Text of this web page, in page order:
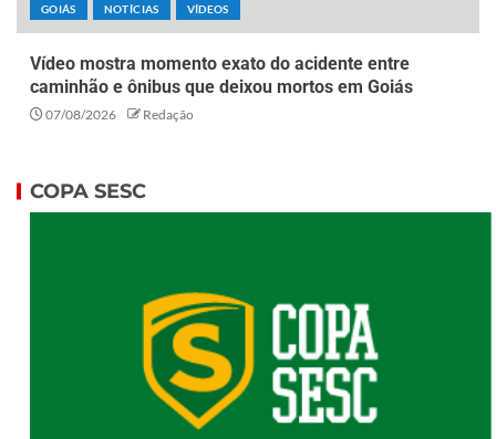
GOIÁS NOTÍCIAS VÍDEOS
Vídeo mostra momento exato do acidente entre
caminhão e ônibus que deixou mortos em Goiás
07/08/2026 Redação
COPA SESC